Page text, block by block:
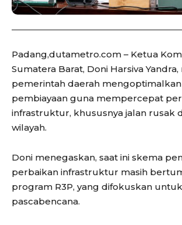
Padang,dutametro.com – Ketua
Sumatera Barat, Doni Harsiva
pemerintah daerah
pembiayaan guna mempercepat
infrastruktur, khususnya jalan rusak
wilayah.
Doni menegaskan, saat ini skema
perbaikan infrastruktur masih
program R3P, yang difokuskan
pascabencana.